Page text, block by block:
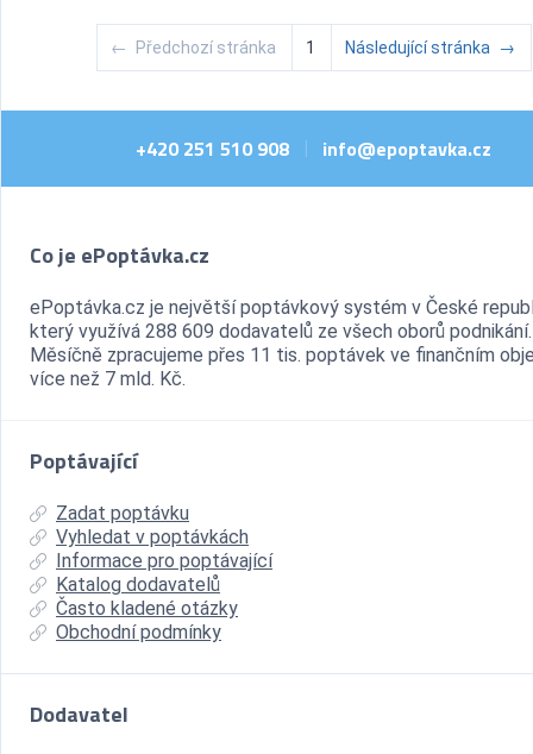
← Předchozí stránka 1 Následující stránka →
+420 251 510 908 | info@epoptavka.cz
Co je ePoptávka.cz
ePoptávka.cz je největší poptávkový systém v České
který využívá 288 609 dodavatelů ze všech oborů podnikání.
Měsíčně zpracujeme přes 11 tis. poptávek ve finančním
více než 7 mld. Kč.
Poptávající
Zadat poptávku
Vyhledat v poptávkách
Informace pro poptávající
Katalog dodavatelů
Často kladené otázky
Obchodní podmínky
Dodavatel